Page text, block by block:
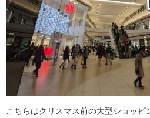
こちらはクリスマス前の大型ショッ